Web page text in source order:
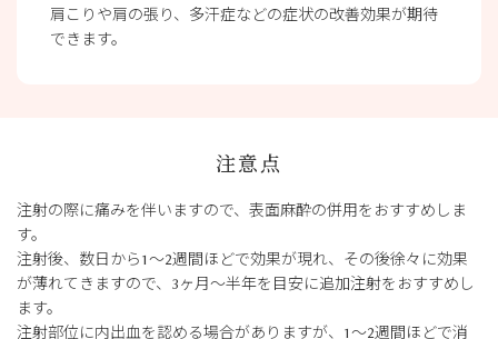
肩こりや肩の張り、多汗症などの症状の改善効果が期待
できます。
注意点
注射の際に痛みを伴いますので、表面麻酔の併用をおすすめしま
す。
注射後、数日から1～2週間ほどで効果が現れ、その後徐々に効果
が薄れてきますので、3ヶ月～半年を目安に追加注射をおすすめし
ます。
注射部位に内出血を認める場合がありますが、1～2週間ほどで消